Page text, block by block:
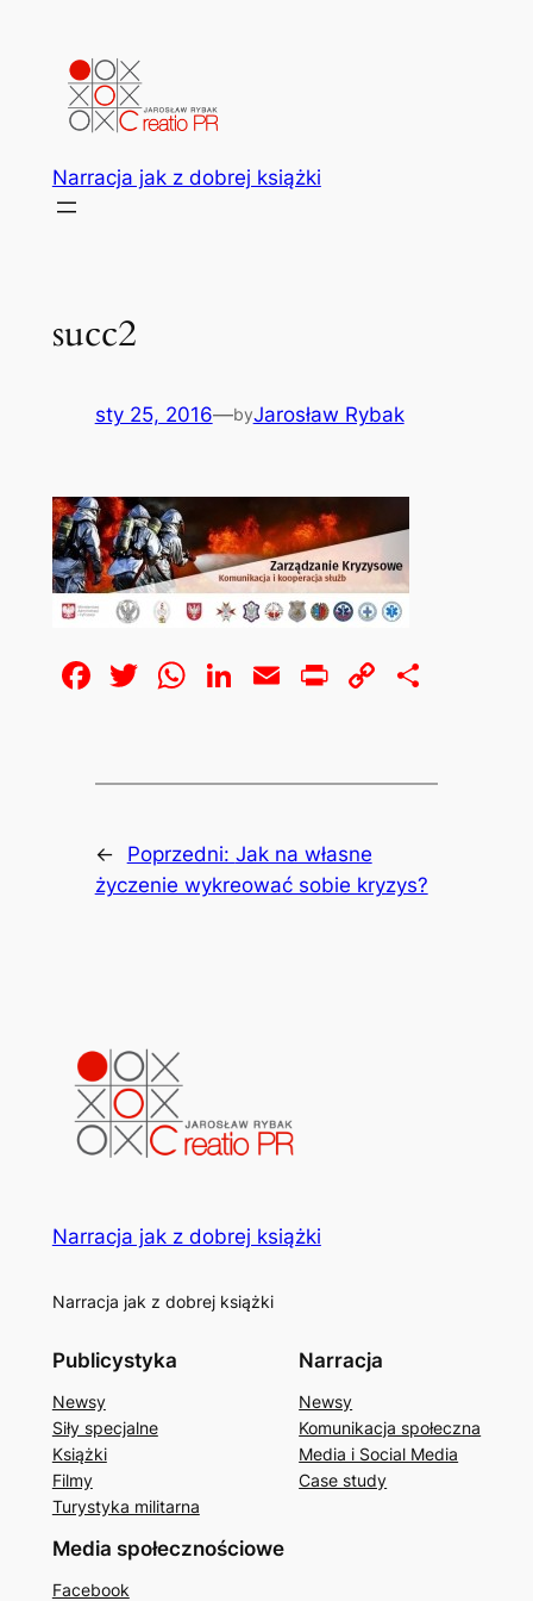
Narracja jak z dobrej książki
succ2
sty 25, 2016—byJarosław Rybak
Facebook
Twitter
WhatsApp
LinkedIn
EmailPrintCopy
← Poprzedni: Jak na własne
życzenie wykreować sobie kryzys?
Narracja jak z dobrej książki
Narracja jak z dobrej książki
Publicystyka
Newsy
Siły specjalne
Książki
Filmy
Turystyka militarna
Narracja
Newsy
Komunikacja społeczna
Media i Social Media
Case study
Media społecznościowe
Facebook